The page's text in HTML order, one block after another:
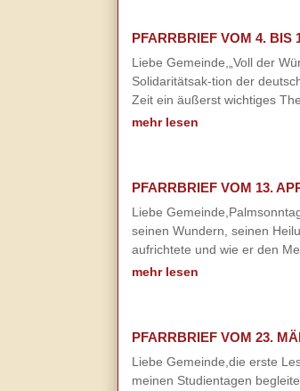
PFARRBRIEF VOM 4. BIS
Liebe Gemeinde,„Voll der
Solidaritätsak-tion der
Zeit ein äußerst wichtiges
mehr lesen
PFARRBRIEF VOM 13.
Liebe
seinen Wundern, seinen
aufrichtete und wie er den
mehr lesen
PFARRBRIEF VOM 23.
Liebe Gemeinde,die erste
meinen Studientagen